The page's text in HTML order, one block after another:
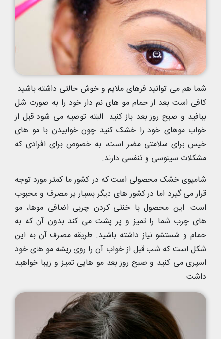
شما هم می توانید فرهای ملایم و خوش حالتی داشته باشید.
کافی است بعد از حمام مو های نم دار خود را به صورت شل
ببافید و صبح روز بعد باز کنید. البته توصیه می شود قبل از
خواب موهای خود را خشک کنید چون خوابیدن با مو های
خیس برای سلامتی مضر است، به خصوص برای افرادی که
مشکلات سینوسی و تنفسی دارند.
شامپوی خشک محصولی است که در کشور ما کمتر مورد توجه
قرار می گیرد اما در کشور های دیگر بسیار پر مصرف و محبوب
است. این محصول با خنثی کردن چربی اضافی موها، مو
های چرب شما را تمیز و پر پشت می کند بدون آن که به
حمام و شستشو نیاز داشته باشید. طریقه مصرف آن به این
شکل است که شب قبل از خواب آن را روی ریشه مو های خود
اسپری می کنید و صبح روز بعد مو هایی تمیز و زیبا خواهید
داشت.